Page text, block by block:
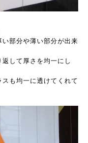
部分や薄い部分が出来
して厚さを均一にし
も均一に透けてくれて